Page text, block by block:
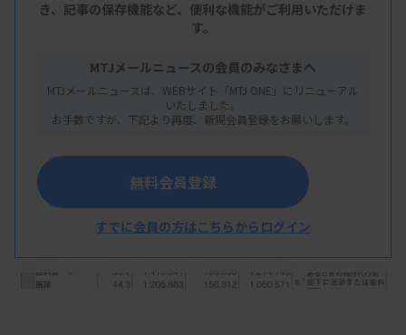
薬剤師が38万8534円（39.4歳）、看護師が37万
資料はこちら
き、 記事の保存機能など、便利な機能がご利用いただけま
す。
MTJメールニュースの会員のみなさまへ
MTJメールニュースは、WEBサイト「MTJ ONE」にリニューアル
いたしました。
お手数ですが、下記より再度、新規会員登録をお願いします。
無料会員登録
すでに会員の方はこちらからログイン